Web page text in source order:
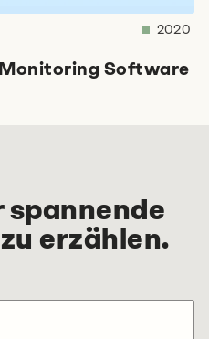
2020
Software
erzählen.